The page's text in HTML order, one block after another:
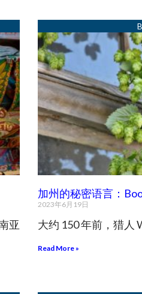
亚
加州的秘密语言：
2023年6月19日
大约 150 年前，猎人
Read More »